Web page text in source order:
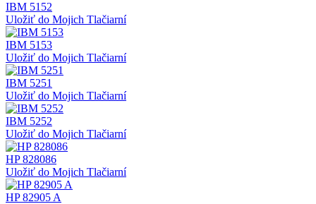
IBM 5152
Uložiť do Mojich Tlačiarní
IBM 5153
Uložiť do Mojich Tlačiarní
IBM 5251
Uložiť do Mojich Tlačiarní
IBM 5252
Uložiť do Mojich Tlačiarní
HP 828086
Uložiť do Mojich Tlačiarní
HP 82905 A